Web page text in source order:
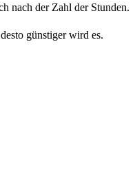
nach der Zahl der Stunden.
günstiger wird es.